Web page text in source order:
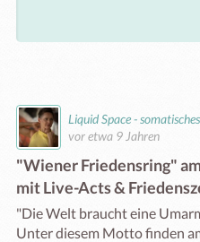
Liquid Space -
vor etwa 9 Jahren
"Wiener Friedensring"
mit Live-Acts &
"Die Welt braucht eine
Unter diesem Motto finden